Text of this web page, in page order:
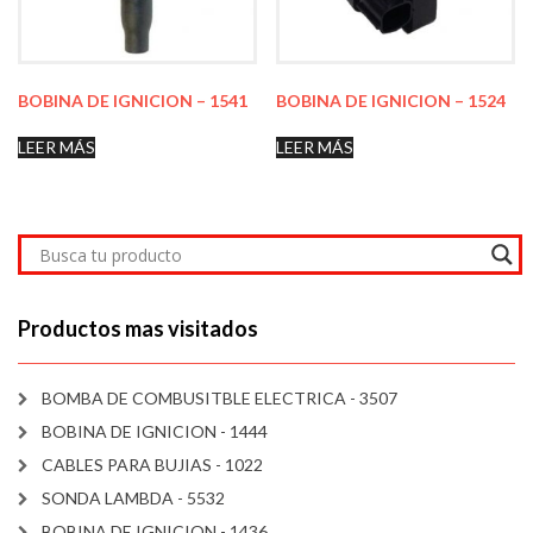
BOBINA DE IGNICION – 1541
LEER MÁS
BOBINA DE IGNICION – 1524
LEER MÁS
Productos mas visitados
BOMBA DE COMBUSITBLE ELECTRICA - 3507
BOBINA DE IGNICION - 1444
CABLES PARA BUJIAS - 1022
SONDA LAMBDA - 5532